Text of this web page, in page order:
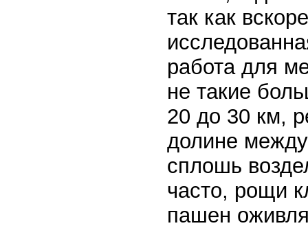
так как
работа для
не такие
20 до 30 км,
долине между
сплошь
часто, рощи
пашен